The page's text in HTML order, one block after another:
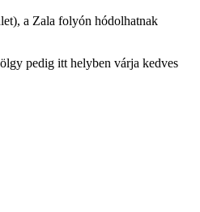
a Zala folyón hódolhatnak
pedig itt helyben várja kedves